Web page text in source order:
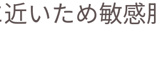
いため敏感